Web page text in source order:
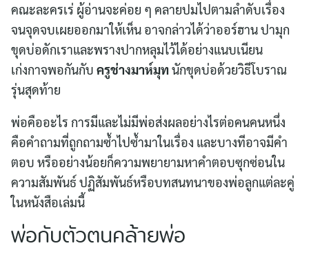
คณะละครเร่ ผู้อ่านจะค่อย ๆ คลายปมไปตามลำดับเรื่อง
จนจุดจบเผยออกมาให้เห็น อาจกล่าวได้ว่าออร์ฮาน ปามุก
ขุดบ่อดักเราและพรางปากหลุมไว้ได้อย่างแนบเนียน
เก่งกาจพอกันกับ ครูช่างมาห์มุท นักขุดบ่อด้วยวิธีโบราณ
รุ่นสุดท้าย
พ่อคืออะไร การมีและไม่มีพ่อส่งผลอย่างไรต่อคนคนหนึ่ง
คือคำถามที่ถูกถามซ้ำไปซ้ำมาในเรื่อง และบางทีอาจมีคำ
ตอบ หรืออย่างน้อยก็ความพยายามหาคำตอบซุกซ่อนใน
ความสัมพันธ์ ปฏิสัมพันธ์หรือบทสนทนาของพ่อลูกแต่ละคู่
ในหนังสือเล่มนี้
พ่อกับตัวตนคล้ายพ่อ